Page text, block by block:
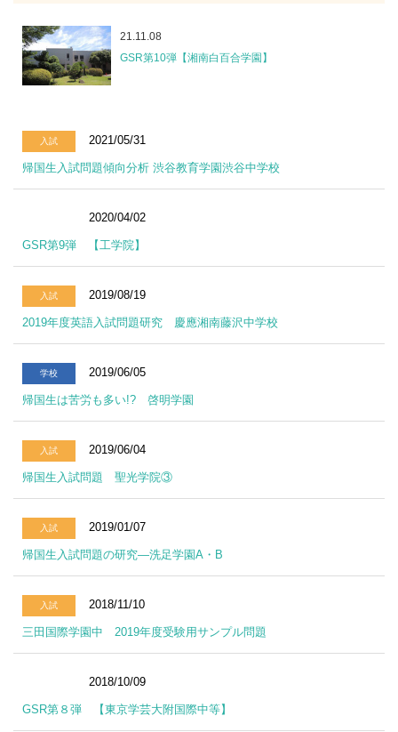
21.11.08
GSR第10弾【湘南白百合学園】
2021/05/31
入試
帰国生入試問題傾向分析 渋谷教育学園渋谷中学校
2020/04/02
GSR第9弾 【工学院】
2019/08/19
入試
2019年度英語入試問題研究 慶應湘南藤沢中学校
2019/06/05
学校
帰国生は苦労も多い!? 啓明学園
2019/06/04
入試
帰国生入試問題 聖光学院③
2019/01/07
入試
帰国生入試問題の研究―洗足学園A・B
2018/11/10
入試
三田国際学園中 2019年度受験用サンプル問題
2018/10/09
GSR第８弾 【東京学芸大附国際中等】